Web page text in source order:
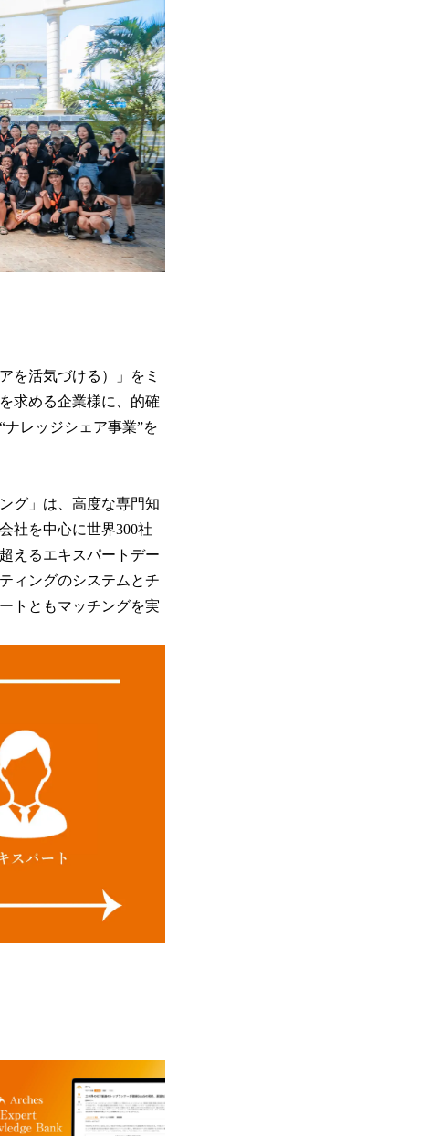
を活気づける）」をミ
求める企業様に、的確
レッジシェア事業”を
グ」は、高度な専門知
社を中心に世界300社
えるエキスパートデー
ィングのシステムとチ
トともマッチングを実